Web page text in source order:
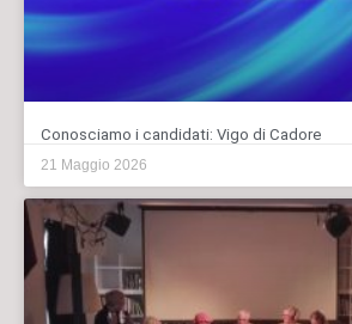
Conosciamo i candidati: Vigo di Cadore
21 Maggio 2026